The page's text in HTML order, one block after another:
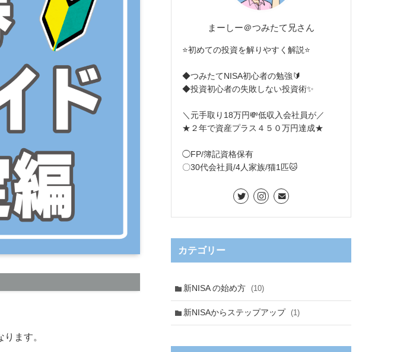
ます。
まーしー＠つみたて兄さん
⭐初めての投資を解りやすく解説⭐
◆つみたてNISA初心者の勉強🔰
◆投資初心者の失敗しない投資術✨
＼元手取り18万円💸低収入会社員が／
★２年で資産プラス４５０万円達成★
◯FP/簿記資格保有
〇30代会社員/4人家族/猫1匹🐱
カテゴリー
新NISA の始め方 (10)
新NISAからステップアップ (1)